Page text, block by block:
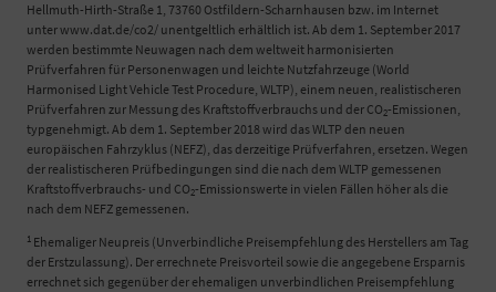
Hellmuth-Hirth-Straße 1, 73760 Ostfildern-Scharnhausen bzw. im Internet
unter www.dat.de/co2/ unentgeltlich erhältlich ist. Ab dem 1. September 2017
werden bestimmte Neuwagen nach dem weltweit harmonisierten
Prüfverfahren für Personenwagen und leichte Nutzfahrzeuge (World
Harmonised Light Vehicle Test Procedure, WLTP), einem neuen, realistischeren
Prüfverfahren zur Messung des Kraftstoffverbrauchs und der CO2-Emissionen,
typgenehmigt. Ab dem 1. September 2018 wird das WLTP den neuen
europäischen Fahrzyklus (NEFZ), das derzeitige Prüfverfahren, ersetzen. Wegen
der realistischeren Prüfbedingungen sind die nach dem WLTP gemessenen
Kraftstoffverbrauchs- und CO2-Emissionswerte in vielen Fällen höher als die
nach dem NEFZ gemessenen.
1 Ehemaliger Neupreis (Unverbindliche Preisempfehlung des Herstellers am Tag
der Erstzulassung). Der errechnete Preisvorteil sowie die angegebene Ersparnis
errechnet sich gegenüber der ehemaligen unverbindlichen Preisempfehlung